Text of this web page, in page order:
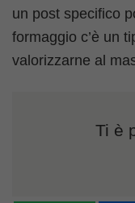
un post specifico
formaggio c’è un
valorizzarne al
Ti è